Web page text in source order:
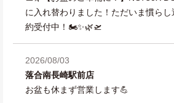
に入れ替わりました！ただいま慣ら
約受付中！🏍️✨🌿🛫
2026/08/03
落合南長崎駅前店
お盆も休まず営業します💪